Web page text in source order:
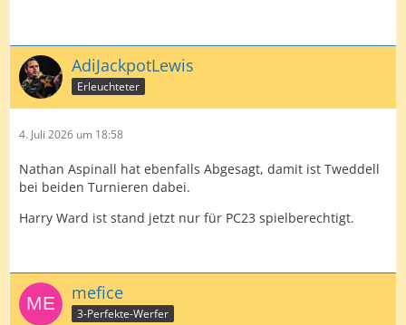
AdiJackpotLewis
Erleuchteter
4. Juli 2026 um 18:58
Nathan Aspinall hat ebenfalls Abgesagt, damit ist Tweddell
bei beiden Turnieren dabei.
Harry Ward ist stand jetzt nur für PC23 spielberechtigt.
mefice
3-Perfekte-Werfer